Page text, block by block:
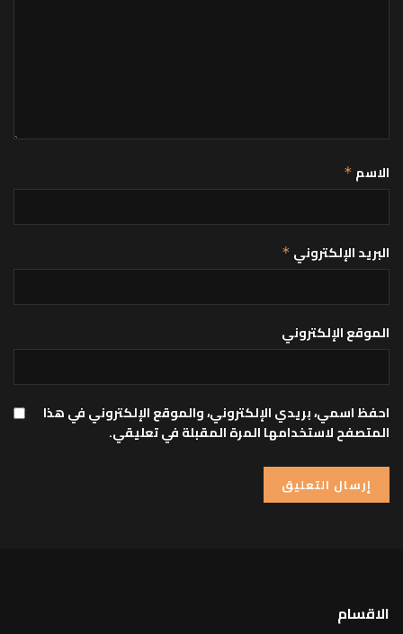
الاسم *
البريد الإلكتروني *
الموقع الإلكتروني
احفظ اسمي، بريدي الإلكتروني، والموقع الإلكتروني في هذا
المتصفح لاستخدامها المرة المقبلة في تعليقي.
الاقسام